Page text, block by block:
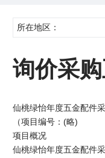
所在地区：
询价采
仙桃绿怡年度五金配件
（项目编号：(略)
项目概况
仙桃绿怡年度五金配件